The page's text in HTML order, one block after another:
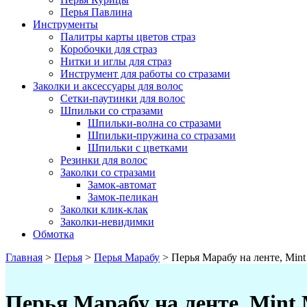
Перья Павлина
Инструменты
Палитры карты цветов страз
Коробочки для страз
Нитки и иглы для страз
Инструмент для работы со стразами
Заколки и аксессуары для волос
Сетки-паутинки для волос
Шпильки со стразами
Шпильки-волна со стразами
Шпильки-пружина со стразами
Шпильки с цветками
Резинки для волос
Заколки со стразами
Замок-автомат
Замок-пеликан
Заколки клик-клак
Заколки-невидимки
Обмотка
Главная > Перья > Перья Марабу > Перья Марабу на ленте,